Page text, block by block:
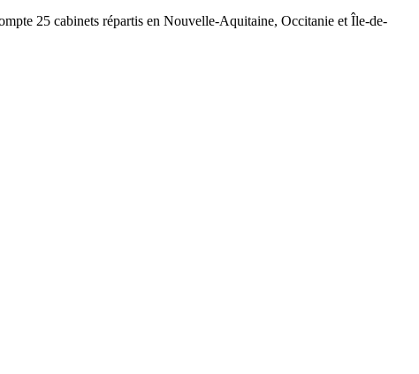
25 cabinets répartis en Nouvelle-Aquitaine, Occitanie et Île-de-